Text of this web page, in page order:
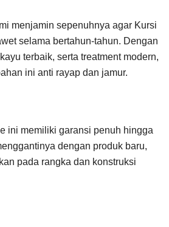
menjamin sepenuhnya agar Kursi
selama bertahun-tahun. Dengan
terbaik, serta treatment modern,
ini anti rayap dan jamur.
ini memiliki garansi penuh hingga
dengan produk baru,
pada rangka dan konstruksi